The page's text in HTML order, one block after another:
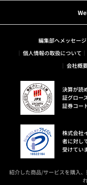
編集部へメッセージ
個人情報の取扱について
会社概
決算が読
証グロー
証券コー
株式会社
者に対し
受けてい
紹介した商品/サービスを購入